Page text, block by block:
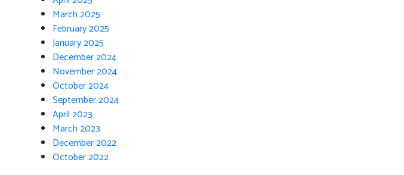
March 2025
February 2025
January 2025
December 2024
November 2024
October 2024
September 2024
April 2023
March 2023
December 2022
October 2022